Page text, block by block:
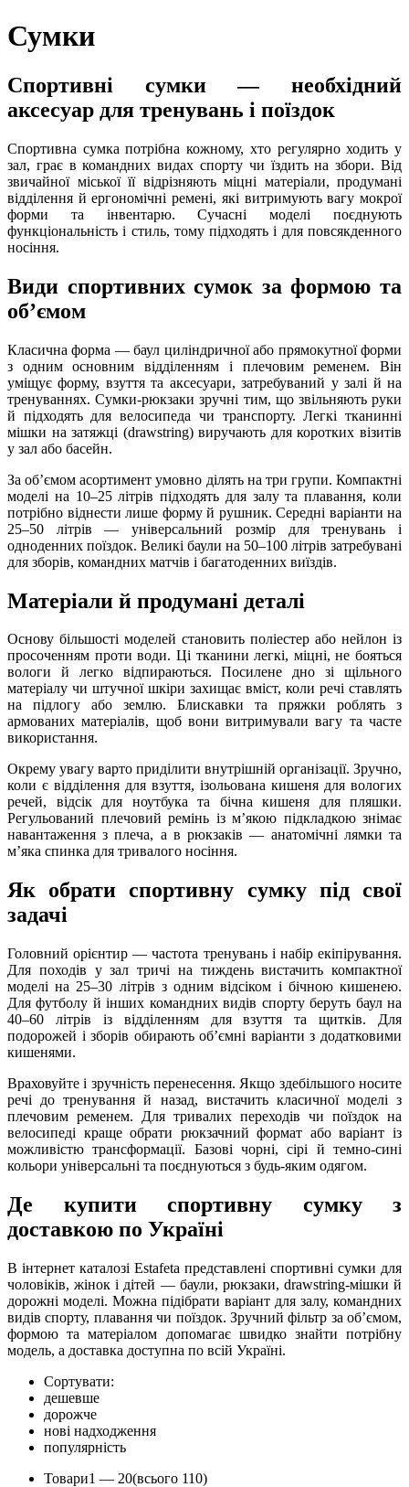
Сумки
Спортивні сумки — необхідний
аксесуар для тренувань і поїздок
Спортивна сумка потрібна кожному, хто регулярно ходить у
зал, грає в командних видах спорту чи їздить на збори. Від
звичайної міської її відрізняють міцні матеріали, продумані
відділення й ергономічні ремені, які витримують вагу мокрої
форми та інвентарю. Сучасні моделі поєднують
функціональність і стиль, тому підходять і для повсякденного
носіння.
Види спортивних сумок за формою та
об’ємом
Класична форма — баул циліндричної або прямокутної форми
з одним основним відділенням і плечовим ременем. Він
уміщує форму, взуття та аксесуари, затребуваний у залі й на
тренуваннях. Сумки-рюкзаки зручні тим, що звільняють руки
й підходять для велосипеда чи транспорту. Легкі тканинні
мішки на затяжці (drawstring) виручають для коротких візитів
у зал або басейн.
За об’ємом асортимент умовно ділять на три групи. Компактні
моделі на 10–25 літрів підходять для залу та плавання, коли
потрібно віднести лише форму й рушник. Середні варіанти на
25–50 літрів — універсальний розмір для тренувань і
одноденних поїздок. Великі баули на 50–100 літрів затребувані
для зборів, командних матчів і багатоденних виїздів.
Матеріали й продумані деталі
Основу більшості моделей становить поліестер або нейлон із
просоченням проти води. Ці тканини легкі, міцні, не бояться
вологи й легко відпираються. Посилене дно зі щільного
матеріалу чи штучної шкіри захищає вміст, коли речі ставлять
на підлогу або землю. Блискавки та пряжки роблять з
армованих матеріалів, щоб вони витримували вагу та часте
використання.
Окрему увагу варто приділити внутрішній організації. Зручно,
коли є відділення для взуття, ізольована кишеня для вологих
речей, відсік для ноутбука та бічна кишеня для пляшки.
Регульований плечовий ремінь із м’якою підкладкою знімає
навантаження з плеча, а в рюкзаків — анатомічні лямки та
м’яка спинка для тривалого носіння.
Як обрати спортивну сумку під свої
задачі
Головний орієнтир — частота тренувань і набір екіпірування.
Для походів у зал тричі на тиждень вистачить компактної
моделі на 25–30 літрів з одним відсіком і бічною кишенею.
Для футболу й інших командних видів спорту беруть баул на
40–60 літрів із відділенням для взуття та щитків. Для
подорожей і зборів обирають об’ємні варіанти з додатковими
кишенями.
Враховуйте і зручність перенесення. Якщо здебільшого носите
речі до тренування й назад, вистачить класичної моделі з
плечовим ременем. Для тривалих переходів чи поїздок на
велосипеді краще обрати рюкзачний формат або варіант із
можливістю трансформації. Базові чорні, сірі й темно-сині
кольори універсальні та поєднуються з будь-яким одягом.
Де купити спортивну сумку з
доставкою по Україні
В інтернет каталозі Estafeta представлені спортивні сумки для
чоловіків, жінок і дітей — баули, рюкзаки, drawstring-мішки й
дорожні моделі. Можна підібрати варіант для залу, командних
видів спорту, плавання чи поїздок. Зручний фільтр за об’ємом,
формою та матеріалом допомагає швидко знайти потрібну
модель, а доставка доступна по всій Україні.
Сортувати:
дешевше
дорожче
нові надходження
популярність
Товари1 — 20(всього 110)